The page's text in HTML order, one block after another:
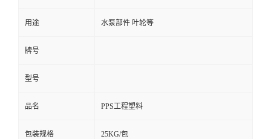
用途 水泵部件 叶轮等
牌号
型号
品名 PPS工程塑料
包装规格 25KG/包